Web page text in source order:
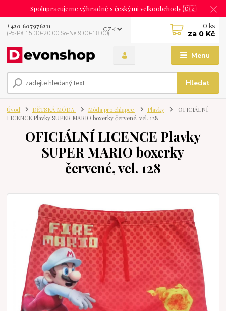
Spolupracujeme výhradně s českými velkoobchody 🇨🇿
Menu
CZK
Hledat
+420 607976211
(Po-Pá 15:30-20:00 So-Ne 9:00-18:00)
0 ks
za 0 Kč
Úvod DĚTSKÁ MÓDA Móda pro chlapce Plavky
OFICIÁLNÍ
LICENCE Plavky SUPER MARIO boxerky červené, vel. 128
OFICIÁLNÍ LICENCE Plavky
SUPER MARIO boxerky
červené, vel. 128